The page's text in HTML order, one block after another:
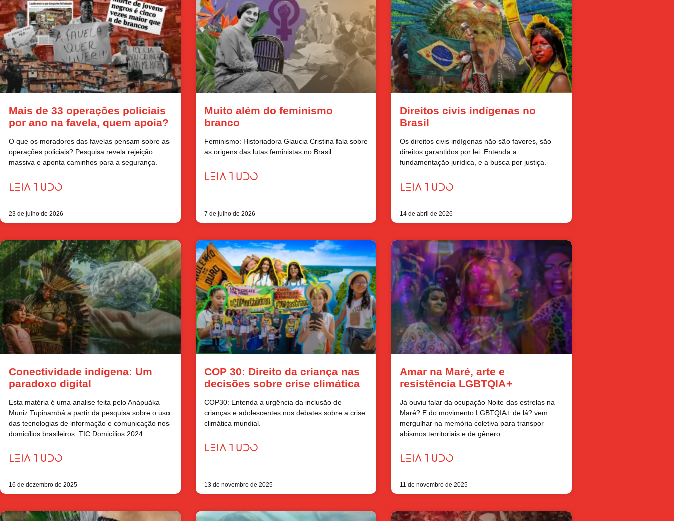
Mais de 33 operações policiais
por ano na favela, quem apoia?
O que os moradores das favelas pensam sobre as
operações policiais? Pesquisa revela rejeição
massiva e aponta caminhos para a segurança.
LEIA TUDO
23 de julho de 2026
Muito além do feminismo
branco
Feminismo: Historiadora Glaucia Cristina fala sobre
as origens das lutas feministas no Brasil.
LEIA TUDO
7 de julho de 2026
Direitos civis indígenas no
Brasil
Os direitos civis indígenas não são favores, são
direitos garantidos por lei. Entenda a
fundamentação jurídica, e a busca por justiça.
LEIA TUDO
14 de abril de 2026
Conectividade indígena: Um
paradoxo digital
Esta matéria é uma analise feita pelo Anápuàka
Muniz Tupinambá a partir da pesquisa sobre o uso
das tecnologias de informação e comunicação nos
domicílios brasileiros: TIC Domicílios 2024.
LEIA TUDO
16 de dezembro de 2025
COP 30: Direito da criança nas
decisões sobre crise climática
COP30: Entenda a urgência da inclusão de
crianças e adolescentes nos debates sobre a crise
climática mundial.
LEIA TUDO
13 de novembro de 2025
Amar na Maré, arte e
resistência LGBTQIA+
Já ouviu falar da ocupação Noite das estrelas na
Maré? E do movimento LGBTQIA+ de lá? vem
mergulhar na memória coletiva para transpor
abismos territoriais e de gênero.
LEIA TUDO
11 de novembro de 2025